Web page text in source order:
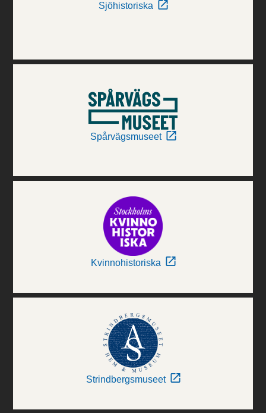
Sjöhistoriska
Spårvägsmuseet
Kvinnohistoriska
Strindbergsmuseet